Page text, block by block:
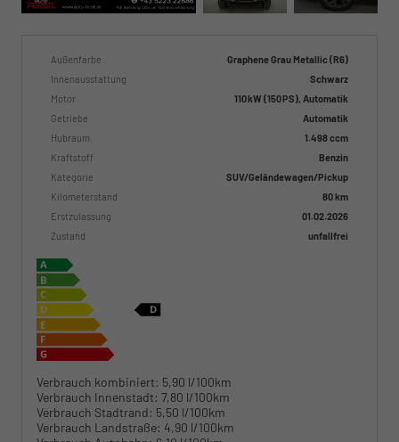
Außenfarbe
Graphene Grau Metallic (R6)
Innenausstattung
Schwarz
Motor
110 kW (150 PS), Automatik
Getriebe
Automatik
Hubraum
1.498 ccm
Kraftstoff
Benzin
Kategorie
SUV/Geländewagen/Pickup
Kilometerstand
80 km
Erstzulassung
01.02.2026
Zustand
unfallfrei
Verbrauch kombiniert: 5,90 l/100km
Verbrauch Innenstadt: 7,80 l/100km
Verbrauch Stadtrand: 5,50 l/100km
Verbrauch Landstraße: 4,90 l/100km